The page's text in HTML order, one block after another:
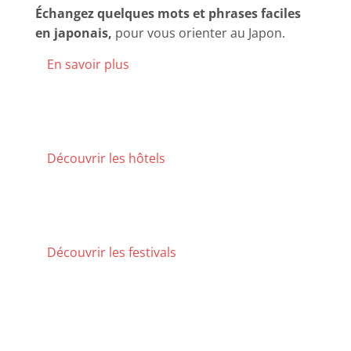
Échangez quelques mots et phrases faciles
en japonais, pour vous orienter au Japon.
En savoir plus
Découvrir les hôtels
Découvrir les festivals